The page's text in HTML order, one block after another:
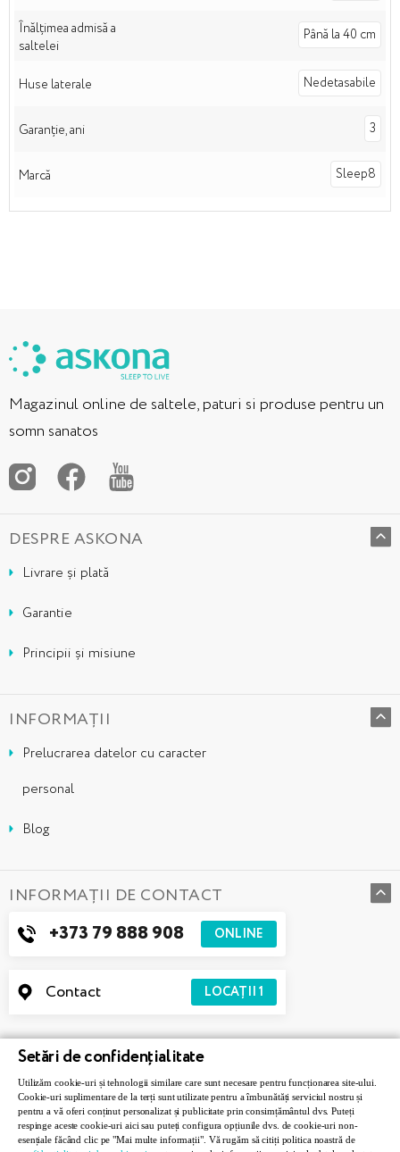
Înălțimea admisă a
saltelei
Până la 40 cm
Huse laterale Nedetasabile
Garanție, ani 3
Marcă Sleep8
Magazinul online de saltele, paturi si produse pentru un
somn sanatos
DESPRE ASKONA
Livrare și plată
Garantie
Principii și misiune
INFORMAȚII
Prelucrarea datelor cu caracter
personal
Blog
INFORMAȚII DE CONTACT
+373 79 888 908 ONLINE
Contact LOCAȚII 1
Setări de confidențialitate
Utilizăm cookie-uri și tehnologii similare care sunt necesare pentru funcționarea site-ului.
Cookie-uri suplimentare de la terți sunt utilizate pentru a îmbunătăți serviciul nostru și
pentru a vă oferi conținut personalizat și publicitate prin consimțământul dvs. Puteți
respinge aceste cookie-uri aici sau puteți configura opțiunile dvs. de cookie-uri non-
esențiale făcând clic pe "Mai multe informații". Vă rugăm să citiți politica noastră de